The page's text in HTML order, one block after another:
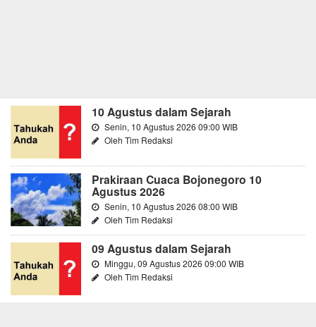
10 Agustus dalam Sejarah
Senin, 10 Agustus 2026 09:00 WIB
Oleh Tim Redaksi
Prakiraan Cuaca Bojonegoro 10
Agustus 2026
Senin, 10 Agustus 2026 08:00 WIB
Oleh Tim Redaksi
09 Agustus dalam Sejarah
Minggu, 09 Agustus 2026 09:00 WIB
Oleh Tim Redaksi